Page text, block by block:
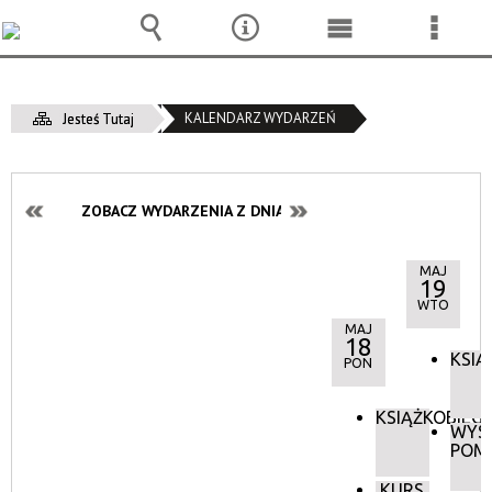
Jesteś Tutaj KALENDARZ WYDARZEŃ
ZOBACZ WYDARZENIA Z DNIA:
MAJ
18
PON
KSIĄŻKOBIEG
MAJ
19
WTO
Wyszukiwarka
NarzędziaMenu
Menu